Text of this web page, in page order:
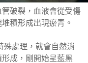
破裂，血液會從受傷
積形成出現瘀青。
殊處理，就會自然消
成，剛開始呈藍黑